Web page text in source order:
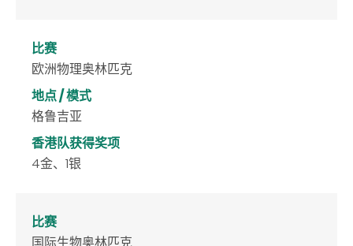
比赛
欧洲物理奥林匹克
地点 / 模式
格鲁吉亚
香港队获得奖项
4金、1银
比赛